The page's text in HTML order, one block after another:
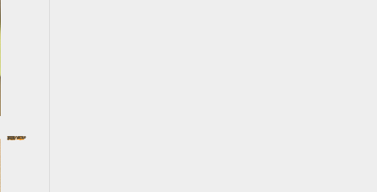
色鉛筆で描く 逆さ富士
In 一般コース
2024年10月4日